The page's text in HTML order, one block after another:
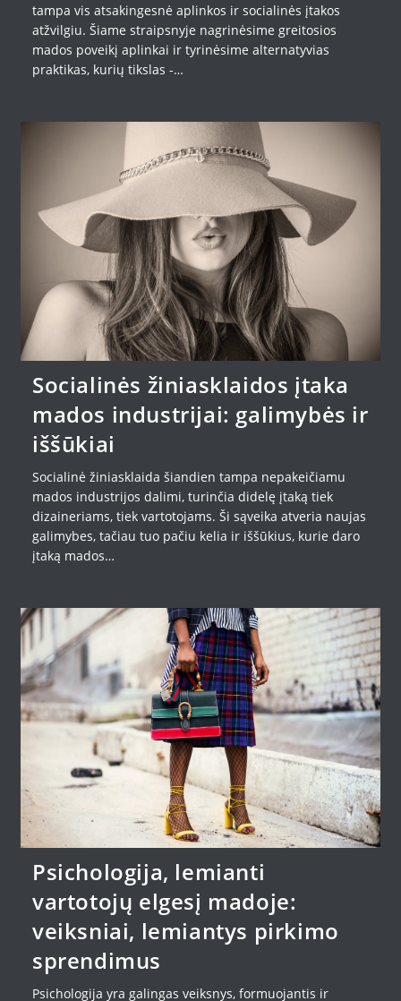
tampa vis atsakingesnė aplinkos ir socialinės įtakos
atžvilgiu. Šiame straipsnyje nagrinėsime greitosios
mados poveikį aplinkai ir tyrinėsime alternatyvias
praktikas, kurių tikslas -…
Socialinės žiniasklaidos įtaka
mados industrijai: galimybės ir
iššūkiai
Socialinė žiniasklaida šiandien tampa nepakeičiamu
mados industrijos dalimi, turinčia didelę įtaką tiek
dizaineriams, tiek vartotojams. Ši sąveika atveria naujas
galimybes, tačiau tuo pačiu kelia ir iššūkius, kurie daro
įtaką mados…
Psichologija, lemianti
vartotojų elgesį madoje:
veiksniai, lemiantys pirkimo
sprendimus
Psichologija yra galingas veiksnys, formuojantis ir